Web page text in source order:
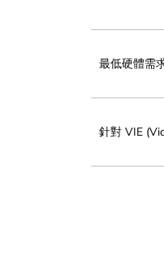
最低硬體需
針對 VIE